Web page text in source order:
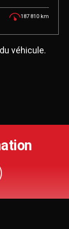
187 810 km
véhicule.